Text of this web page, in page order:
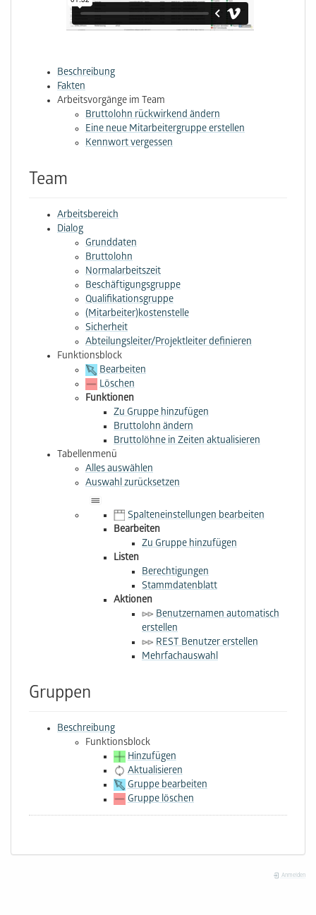
Beschreibung
Fakten
Arbeitsvorgänge im Team
Bruttolohn rückwirkend ändern
Eine neue Mitarbeitergruppe erstellen
Kennwort vergessen
Team
Arbeitsbereich
Dialog
Grunddaten
Bruttolohn
Normalarbeitszeit
Beschäftigungsgruppe
Qua­li­fi­ka­tions­gruppe
(Mitarbeiter­)kostenstelle
Sicherheit
Abteilungsleiter/Projektleiter definieren
Funktionsblock
Bearbeiten
Löschen
Funktionen
Zu Gruppe hinzufügen
Bruttolohn ändern
Bruttolöhne in Zeiten aktualisieren
Tabellenmenü
Alles auswählen
Auswahl zurücksetzen
Spalteneinstellungen bearbeiten
Bearbeiten
Zu Gruppe hinzufügen
Listen
Berechtigungen
Stammdatenblatt
Aktionen
Benutzernamen automatisch
erstellen
REST Benutzer erstellen
Mehrfachauswahl
Gruppen
Beschreibung
Funktionsblock
Hinzufügen
Aktualisieren
Gruppe bearbeiten
Gruppe löschen
Anmelden